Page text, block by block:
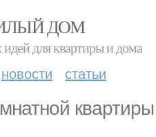
ДОМ
для квартиры и дома
новости статьи
квартиры